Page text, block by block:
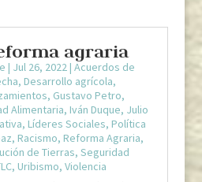
agraria
| Jul 26, 2022 | Acuerdos de
, Desarrollo agrícola,
, Gustavo Petro,
Alimentaria, Iván Duque, Julio
, Líderes Sociales, Política
, Racismo, Reforma Agraria,
de Tierras, Seguridad
, Uribismo, Violencia